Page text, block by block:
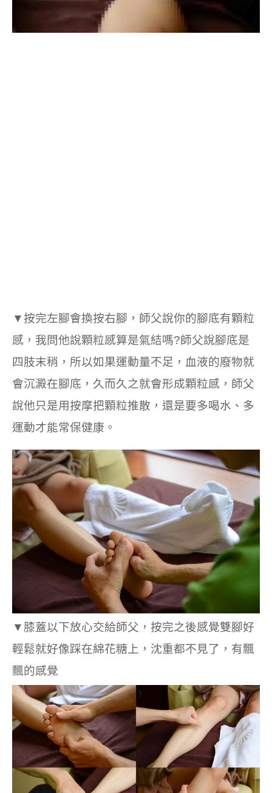
▼按完左腳會換按右腳，師父說你的腳底有顆粒
感，我問他說顆粒感算是氣結嗎?師父說腳底是
四肢末稍，所以如果運動量不足，血液的廢物就
會沉澱在腳底，久而久之就會形成顆粒感，師父
說他只是用按摩把顆粒推散，還是要多喝水、多
運動才能常保健康。
▼膝蓋以下放心交給師父，按完之後感覺雙腳好
輕鬆就好像踩在綿花糖上，沈重都不見了，有飄
飄的感覺